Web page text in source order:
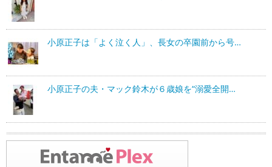
小原正子は「よく泣く人」、長女の卒園前から号…
小原正子の夫・マック鈴木が６歳娘を“溺愛全開…